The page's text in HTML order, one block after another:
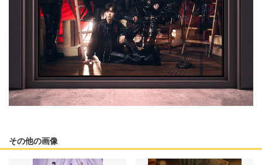
その他の画像